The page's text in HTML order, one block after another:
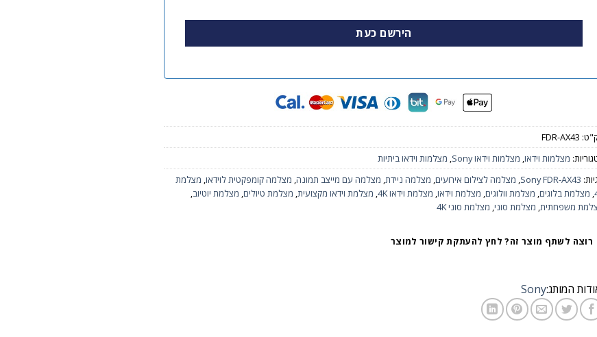
FDR-AX43
מצלמות וידאו, מצלמות וידאו Sony , מצלמות וידאו ביתיות
Sony FDR-AX43
, מצלמה לצילום אירועים, מצלמה ניידת, מצלמה עם מייצב תמונה, מצלמה קומפקטית לוידאו, מצלמת
, מצלמת בלוגים, מצלמת וולוגים, מצלמת וידאו, מצלמת וידאו 4K , מצלמת וידאו מקצועית, מצלמת טיולים, מצלמת יוטיוב,
משפחתית, מצלמת סוני, מצלמת סוני 4K
רוצה לשתף מוצר זה? לחץ להעתקת קישור למוצר
המותג:Sony